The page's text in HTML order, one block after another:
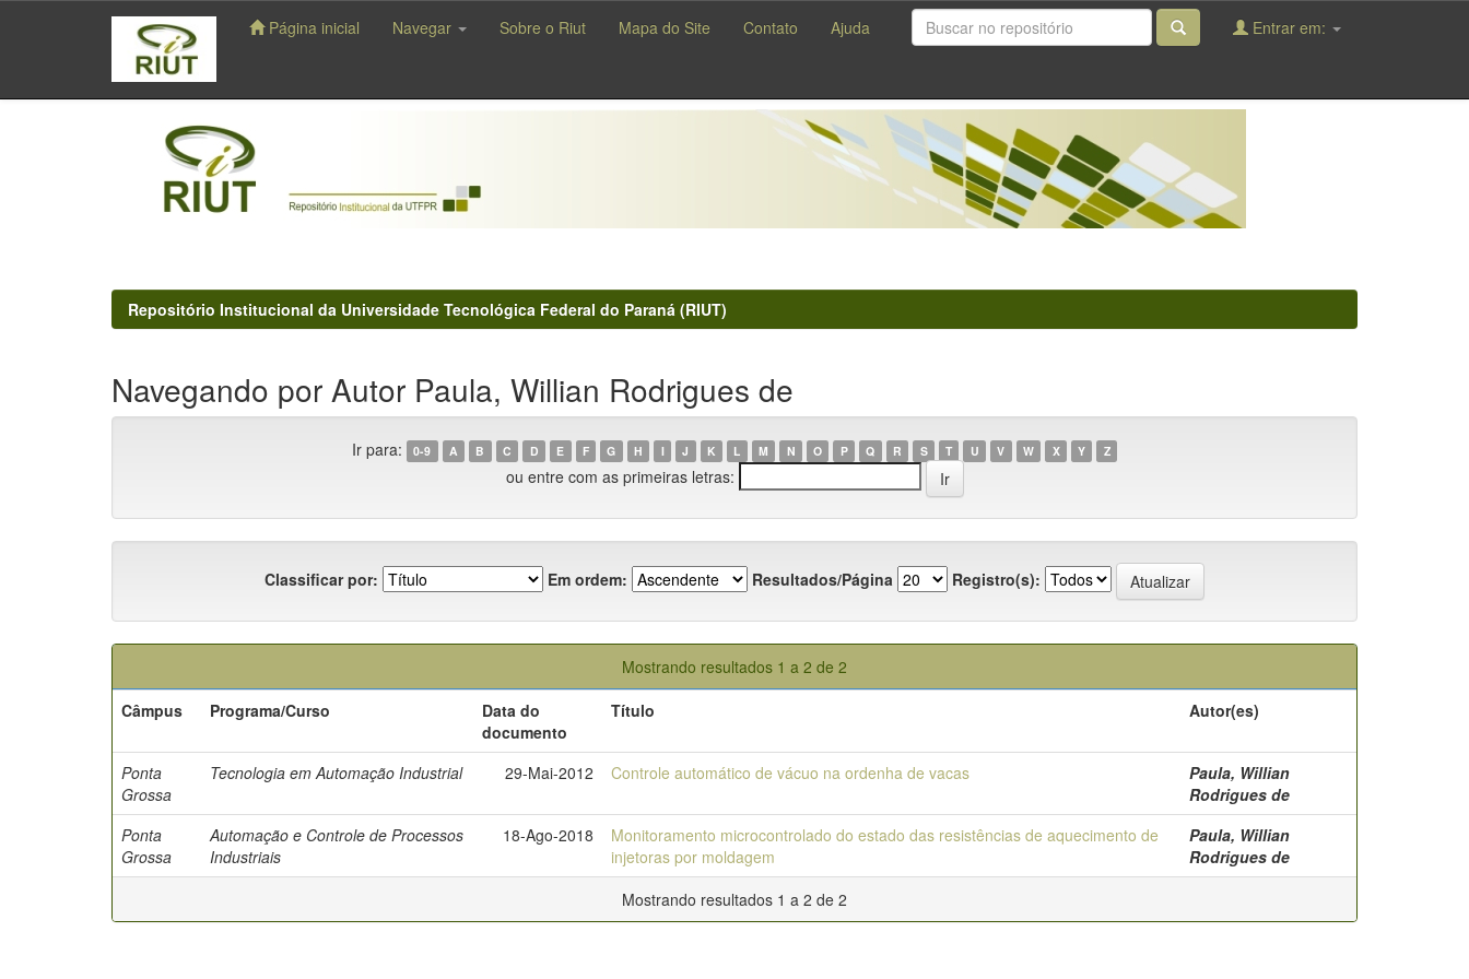
navigation
Página inicial Navegar Sobre o Riut Mapa do Site Contato Ajuda Entrar em:
Repositório Institucional da Universidade Tecnológica Federal do Paraná (RIUT)
Navegando por Autor Paula, Willian Rodrigues de
Ir para: 0-9 A B C D E F G H I J K L M N O P Q R S T U V W X Y Z
ou entre com as primeiras letras:
Classificar por: Em ordem: Resultados/Página Registro(s):
Mostrando resultados 1 a 2 de 2
Câmpus
Programa/Curso
Data do
documento
Título Autor(es)
Ponta
Grossa
Tecnologia em Automação Industrial 29-Mai-2012 Controle automático de vácuo na ordenha de vacas
Paula, Willian
Rodrigues de
Ponta
Grossa
Automação e Controle de Processos
Industriais
18-Ago-2018
Monitoramento microcontrolado do estado das resistências de aquecimento de
injetoras por moldagem
Paula, Willian
Rodrigues de
Mostrando resultados 1 a 2 de 2